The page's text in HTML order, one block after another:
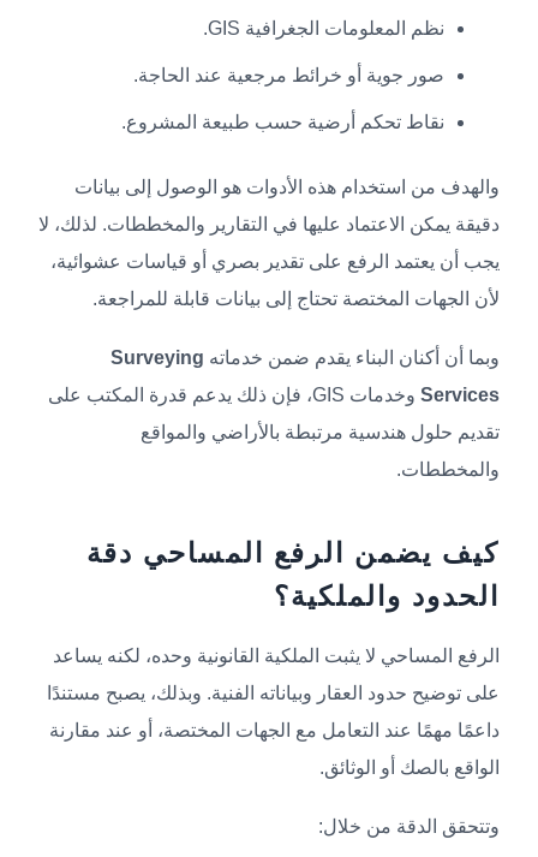
نظم المعلومات الجغرافية GIS.
صور جوية أو خرائط مرجعية عند الحاجة.
نقاط تحكم أرضية حسب طبيعة المشروع.
والهدف من استخدام هذه الأدوات هو الوصول إلى بيانات
دقيقة يمكن الاعتماد عليها في التقارير والمخططات. لذلك، لا
يجب أن يعتمد الرفع على تقدير بصري أو قياسات عشوائية،
لأن الجهات المختصة تحتاج إلى بيانات قابلة للمراجعة.
وبما أن أكنان البناء يقدم ضمن خدماته Surveying
Services
وخدمات GIS، فإن ذلك يدعم قدرة المكتب على
تقديم حلول هندسية مرتبطة بالأراضي والمواقع
والمخططات.
كيف يضمن الرفع المساحي دقة
الحدود والملكية؟
الرفع المساحي لا يثبت الملكية القانونية وحده، لكنه يساعد
على توضيح حدود العقار وبياناته الفنية. وبذلك، يصبح مستندًا
داعمًا مهمًا عند التعامل مع الجهات المختصة، أو عند مقارنة
الواقع بالصك أو الوثائق.
وتتحقق الدقة من خلال: